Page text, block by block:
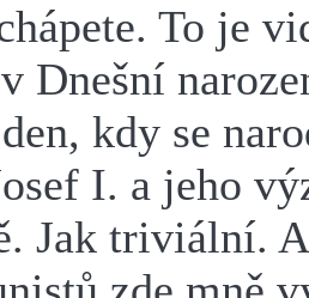
To je
Dnešní
kdy se
I. a jeho
Jak triviální.